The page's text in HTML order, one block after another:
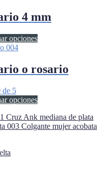
variantes.
opciones
elegir
en
página
de
producto
4 mm
opcionesEste
múltiples
variantes.
se
elegir
en
o rosario
de 5
opcionesEste
tiene
múltiples
Cruz Ank mediana de plata
Colgante mujer acobata